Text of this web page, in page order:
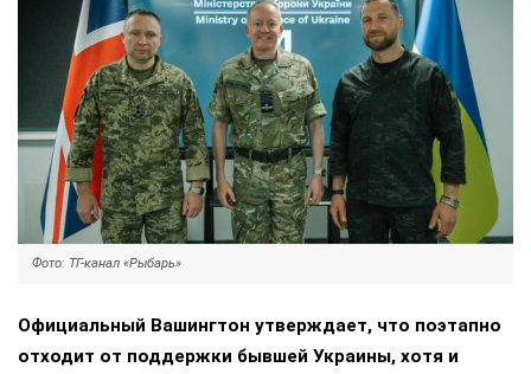
Фото: ТГ-канал «Рыбарь»
Официальный Вашингтон утверждает, что поэтапно
отходит от поддержки бывшей Украины, хотя и